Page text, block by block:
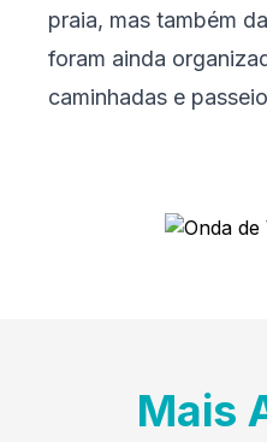
praia, mas também
foram ainda
caminhadas e
Mais